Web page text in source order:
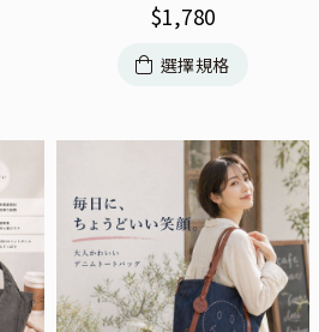
$1,780
選擇規格